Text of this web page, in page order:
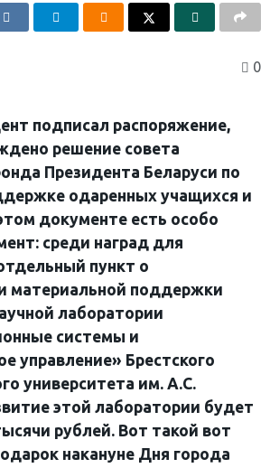
0
подписал распоряжение,
решение совета
Президента Беларуси по
одаренных учащихся и
документе есть особо
среди наград для
пункт о
материальной поддержки
лаборатории
системы и
управление» Брестского
университета им. А.С.
этой лаборатории будет
рублей. Вот такой вот
накануне Дня города